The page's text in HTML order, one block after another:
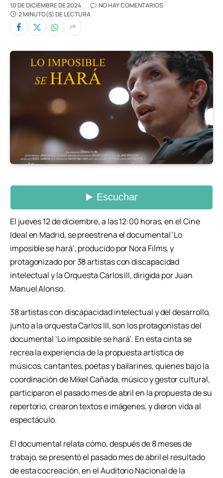
10 DE DICIEMBRE DE 2024
NO HAY COMENTARIOS
2 MINUTO(S) DE LECTURA
El jueves 12 de diciembre, a las 12:00 horas, en el Cine
Ideal en Madrid, se preestrena el documental ‘Lo
imposible se hará’, producido por Nora Films, y
protagonizado por 38 artistas con discapacidad
intelectual y la Orquesta Carlos III, dirigida por Juan
Manuel Alonso.
38 artistas con discapacidad intelectual y del desarrollo,
junto a la orquesta Carlos III, son los protagonistas del
documental ‘Lo imposible se hará’. En esta cinta se
recrea la experiencia de la propuesta artística de
músicos, cantantes, poetas y bailarines, quienes bajo la
coordinación de Mikel Cañada, músico y gestor cultural,
participaron el pasado mes de abril en la propuesta de su
repertorio, crearon textos e imágenes, y dieron vida al
espectáculo.
El documental relata cómo, después de 8 meses de
trabajo, se presentó el pasado mes de abril el resultado
de esta cocreación, en el Auditorio Nacional de la